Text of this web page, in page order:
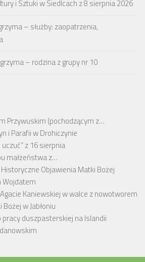
i Sztuki w Siedlcach z 8 sierpnia 2026
– służby: zaopatrzenia,
– rodzina z grupy nr 10
Przywuskim (pochodzącym z…
i Parafii w Drohiczynie
z 16 sierpnia
małżeństwa z…
Historyczne Objawienia Matki Bożej
Wojdatem
Kaniewskiej w walce z nowotworem
w Jabłoniu
pracy duszpasterskiej na Islandii